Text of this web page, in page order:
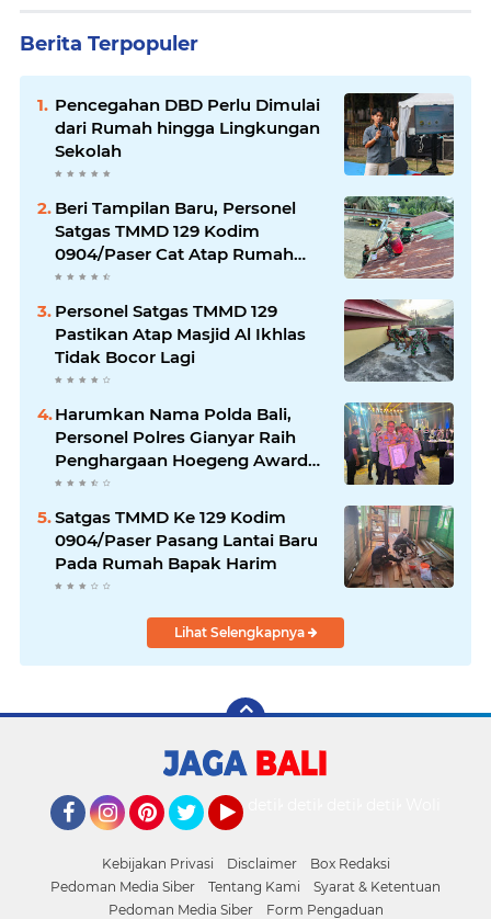
Berita Terpopuler
Pencegahan DBD Perlu Dimulai
dari Rumah hingga Lingkungan
Sekolah
Beri Tampilan Baru, Personel
Satgas TMMD 129 Kodim
0904/Paser Cat Atap Rumah
Marbot
Personel Satgas TMMD 129
Pastikan Atap Masjid Al Ikhlas
Tidak Bocor Lagi
Harumkan Nama Polda Bali,
Personel Polres Gianyar Raih
Penghargaan Hoegeng Awards
2026
Satgas TMMD Ke 129 Kodim
0904/Paser Pasang Lantai Baru
Pada Rumah Bapak Harim
Lihat Selengkapnya
Kebijakan Privasi Disclaimer
Box Redaksi
Pedoman Media Siber
Tentang Kami
Syarat & Ketentuan
Pedoman Media Siber
Form Pengaduan